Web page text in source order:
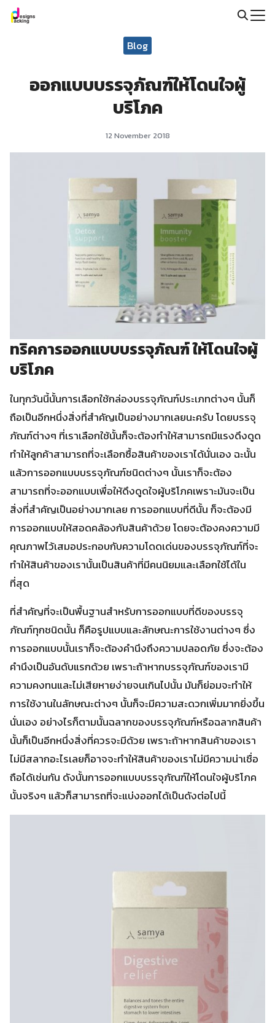
Skip
Blog
ออกแบบบรรจุภัณฑ์ให้โดนใจผู้
บริโภค
12 November 2018
ทริคการออกแบบบรรจุภัณฑ์ ให้โดนใจผู้
บริโภค
ในทุกวันนี้นั้นการเลือกใช้กล่องบรรจุภัณฑ์ประเภทต่างๆ นั้นก็
ถือเป็นอีกหนึ่งสิ่งที่สำคัญเป็นอย่างมากเลยนะครับ โดยบรรจุ
ภัณฑ์ต่างๆ ที่เราเลือกใช้นั้นก็จะต้องทำให้สามารถมีแรงดึงดูด
ทำให้ลูกค้าสามารถที่จะเลือกซื้อสินค้าของเราได้นั่นเอง ฉะนั้น
แล้วการออกแบบบรรจุภัณฑ์ชนิดต่างๆ นั้นเราก็จะต้อง
สามารถที่จะออกแบบเพื่อให้ดึงดูดใจผู้บริโภคเพราะมันจะเป็น
สิ่งที่สำคัญเป็นอย่างมากเลย การออกแบบที่ดีนั้น ก็จะต้องมี
การออกแบบให้สอดคล้องกับสินค้าด้วย โดยจะต้องคงความมี
คุณภาพไว้เสมอประกอบกับความโดดเด่นของบรรจุภัณฑ์ที่จะ
ทำให้สินค้าของเรานั้นเป็นสินค้าที่มีคนนิยมและเลือกใช้ได้ใน
ที่สุด
ที่สำคัญที่จะเป็นพื้นฐานสำหรับการออกแบบที่ดีของบรรจุ
ภัณฑ์ทุกชนิดนั้น ก็คือรูปแบบและลักษณะการใช้งานต่างๆ ซึ่ง
การออกแบบนั้นเราก็จะต้องคำนึงถึงความปลอดภัย ซึ่งจะต้อง
คำนึงเป็นอันดับแรกด้วย เพราะถ้าหากบรรจุภัณฑ์ของเรามี
ความคงทนและไม่เสียหายง่ายจนเกินไปนั้น มันก็ย่อมจะทำให้
การใช้งานในลักษณะต่างๆ นั้นก็จะมีความสะดวกเพิ่มมากยิ่งขึ้น
นั่นเอง อย่างไรก็ตามนั้นฉลากของบรรจุภัณฑ์หรือฉลากสินค้า
นั้นก็เป็นอีกหนึ่งสิ่งที่ควรจะมีด้วย เพราะถ้าหากสินค้าของเรา
ไม่มีสลากอะไรเลยก็อาจจะทำให้สินค้าของเราไม่มีความน่าเชื่อ
ถือได้เช่นกัน ดังนั้นการออกแบบบรรจุภัณฑ์ให้โดนใจผู้บริโภค
นั้นจริงๆ แล้วก็สามารถที่จะแบ่งออกได้เป็นดังต่อไปนี้